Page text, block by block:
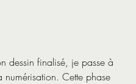
dessin finalisé, je passe à
numérisation. Cette phase